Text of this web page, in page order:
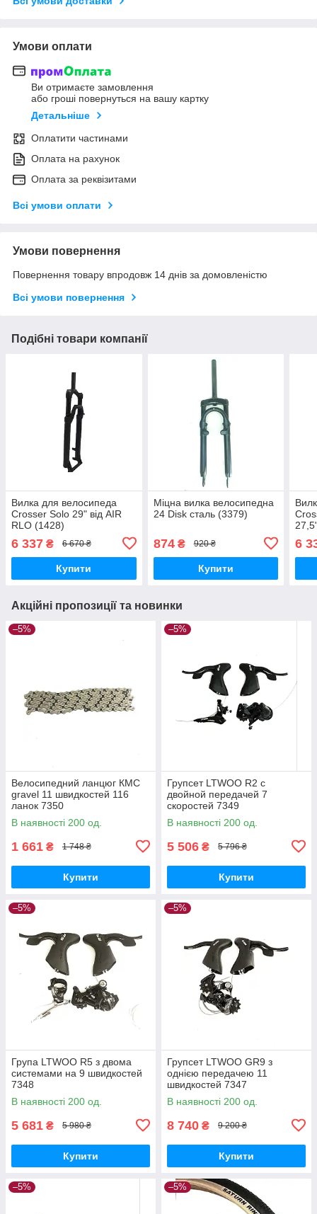
Умови оплати
Ви отримаєте замовлення
або гроші повернуться на вашу картку
Детальніше
Оплатити частинами
Оплата на рахунок
Оплата за реквізитами
Всі умови оплати
Умови повернення
Повернення товару впродовж 14 днів за домовленістю
Всі умови повернення
Подібні товари компанії
Вилка для велосипеда
Crosser Solo 29" від AIR
RLO (1428)
6 337 ₴ 6 670 ₴
Купити
Міцна вилка велосипедна
24 Disk сталь (3379)
874₴ 920 ₴
Купити
6
Акційні пропозиції та новинки
–5%
Велосипедний ланцюг КМС
gravel 11 швидкостей 116
ланок 7350
В наявності 200 од.
1 661 ₴ 1 748 ₴
Купити
–5%
Групсет LTWOO R2 с
двойной передачей 7
скоростей 7349
В наявності 200 од.
5 506 ₴ 5 796 ₴
Купити
–5%
Група LTWOO R5 з двома
системами на 9 швидкостей
7348
В наявності 200 од.
5 681 ₴ 5 980 ₴
Купити
–5%
Групсет LTWOO GR9 з
однією передачею 11
швидкостей 7347
В наявності 200 од.
8 740 ₴ 9 200 ₴
Купити
–5% –5%